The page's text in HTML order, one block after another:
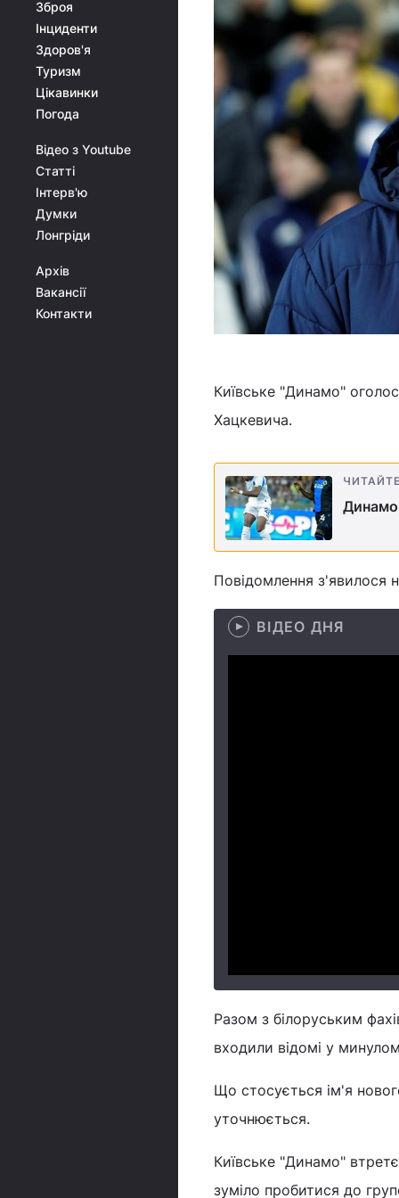
Зброя
Інциденти
Здоров'я
Туризм
Цікавинки
Погода
Відео з Youtube
Статті
Інтерв'ю
Думки
Лонгріди
Архів
Вакансії
Контакти
Київське "Динамо"
Хацкевича.
Динамо
Повідомлення з'явилося
ВІДЕО ДНЯ
Разом з білоруським
входили відомі у
Що стосується ім'я
уточнюється.
Київське "Динамо"
зуміло пробитися до